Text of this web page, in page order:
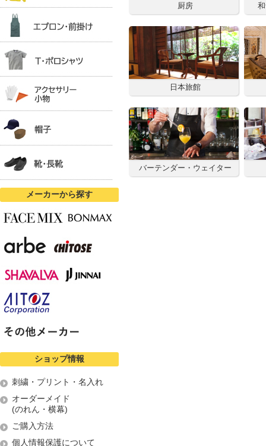
メーカーから探す
ショップ情報
刺繍・プリント・名入れ
オーダーメイド
(のれん・横幕)
ご購入方法
個人情報保護について
厨房
日本旅館
バーテンダー・ウェイター